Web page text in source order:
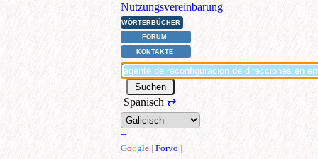
Nutzungsvereinbarung
WÖRTERBÜCHER
FORUM
KONTAKTE
Spanisch ⇄
+
Google | Forvo | +